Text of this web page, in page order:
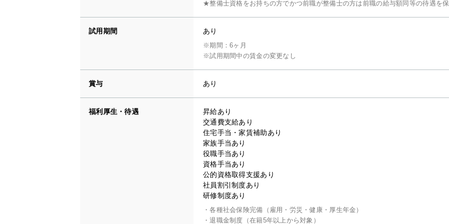
★整備士資格をお持ちの方でかつ前職が整備士の方は前職の給与額同等の待遇を保
試用期間 あり
※期間：6ヶ月
※試用期間中の賃金の変更なし
賞与 あり
福利厚生・待遇
昇給あり
交通費支給あり
住宅手当・家賃補助あり
家族手当あり
役職手当あり
資格手当あり
公的資格取得支援あり
社員割引制度あり
研修制度あり
・各種社会保険完備（雇用・労災・健康・厚生年金）
・退職金制度（在籍5年以上から対象）